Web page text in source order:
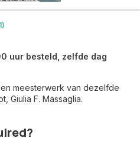
uur besteld, zelfde dag
meesterwerk van dezelfde
Giulia F. Massaglia.